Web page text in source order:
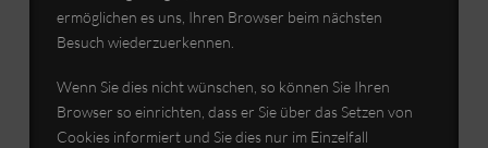
ermöglichen es uns, Ihren Browser beim nächsten
Besuch wiederzuerkennen.
Wenn Sie dies nicht wünschen, so können Sie Ihren
Browser so einrichten, dass er Sie über das Setzen von
Cookies informiert und Sie dies nur im Einzelfall